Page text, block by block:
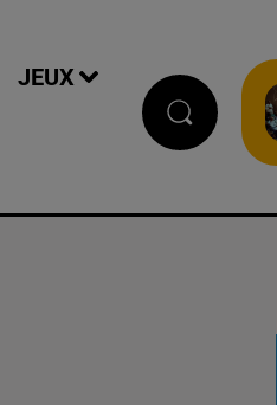
JEUX